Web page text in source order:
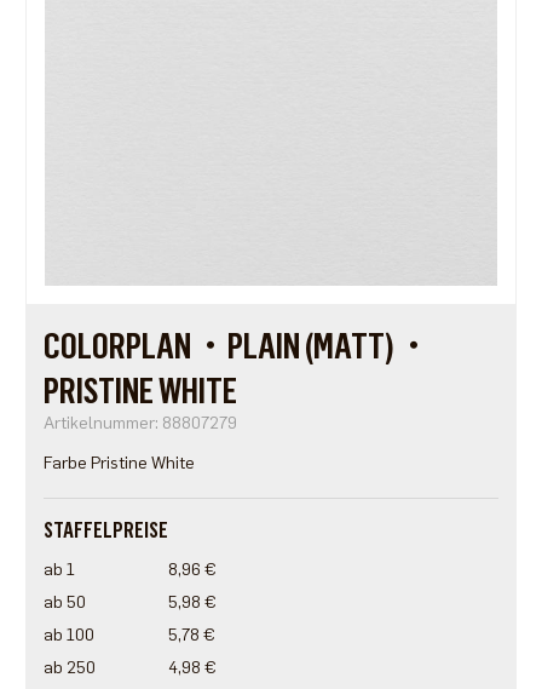
COLORPLAN・PLAIN (MATT)・
PRISTINE WHITE
Artikelnummer: 88807279
Farbe Pristine White
STAFFELPREISE
ab 1
8,96 €
ab 50
5,98 €
ab 100
5,78 €
ab 250
4,98 €